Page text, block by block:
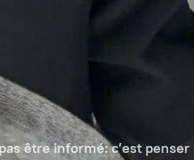
être informé: c’est penser